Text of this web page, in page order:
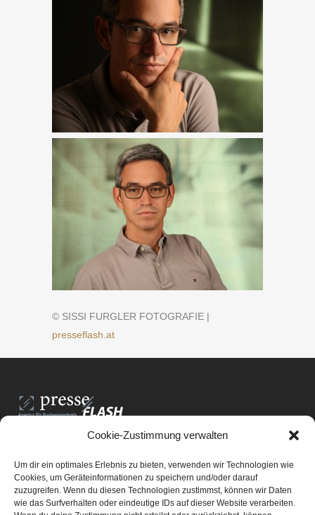
Cookie-Zustimmung verwalten
Um dir ein optimales Erlebnis zu bieten, verwenden wir Technologien wie
Cookies, um Geräteinformationen zu speichern und/oder darauf
zuzugreifen. Wenn du diesen Technologien zustimmst, können wir Daten
wie das Surfverhalten oder eindeutige IDs auf dieser Website verarbeiten.
© SISSI FURGLER FOTOGRAFIE |
presseflash.at
PresseFlash e.U.
8061 St. Radegund bei Graz
E-Mail-Adresse:office@presseflash.at